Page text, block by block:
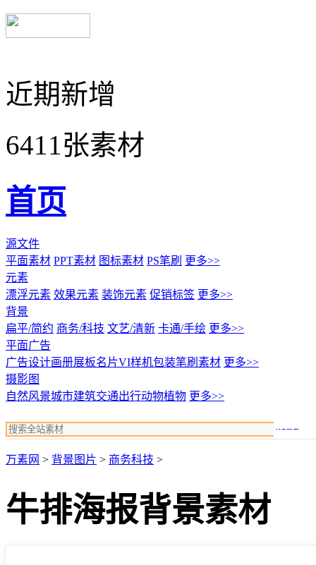
近期新增
6411张素材
首页
源文件
平面素材 PPT素材 图标素材 PS笔刷 更多>>
元素
漂浮元素 效果元素 装饰元素 促销标签 更多>>
背景
扁平/简约 商务/科技 文艺/清新 卡通/手绘 更多>>
平面广告
广告设计画册展板名片VI样机包装笔刷素材 更多>>
摄影图
自然风景城市建筑交通出行动物植物 更多>>
万素网 > 背景图片 > 商务科技 >
牛排海报背景素材